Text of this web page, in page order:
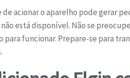
acionar o aparelho pode gerar
está disponível. Não se
funcionar. Prepare-se para